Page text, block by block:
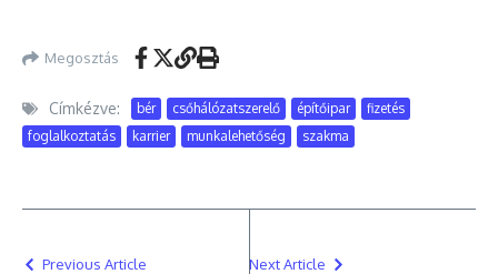
Megosztás
Címkézve: bér csőhálózatszerelő építőipar
fizetés
foglalkoztatás
karrier munkalehetőség szakma
Previous Article Next Article